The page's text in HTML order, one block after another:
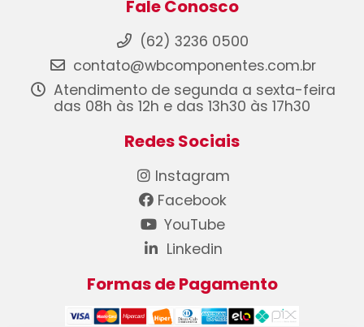
Fale Conosco
(62) 3236 0500
contato@wbcomponentes.com.br
Atendimento de segunda a sexta-feira
das 08h às 12h e das 13h30 às 17h30
Redes Sociais
Instagram
Facebook
YouTube
Linkedin
Formas de Pagamento